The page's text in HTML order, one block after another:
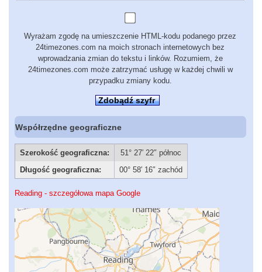
Wyrażam zgodę na umieszczenie HTML-kodu podanego przez
24timezones.com na moich stronach internetowych bez
wprowadzania zmian do tekstu i linków. Rozumiem, że
24timezones.com może zatrzymać usługę w każdej chwili w
przypadku zmiany kodu.
Zdobądź szyfr
Współrzędne geograficzne
Szerokość geograficzna:
51° 27′ 22″ północ
Długość geograficzna:
00° 58′ 16″ zachód
Reading - szczegółowa mapa Google